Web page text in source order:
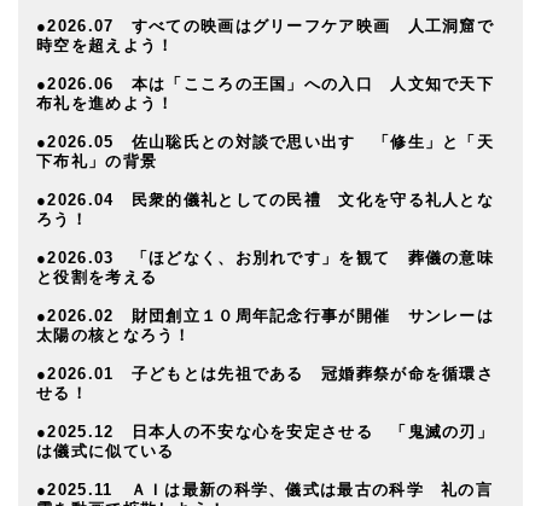
●2026.07 すべての映画はグリーフケア映画 人工洞窟で
時空を超えよう！
●2026.06 本は「こころの王国」への入口 人文知で天下
布礼を進めよう！
●2026.05 佐山聡氏との対談で思い出す 「修生」と「天
下布礼」の背景
●2026.04 民衆的儀礼としての民禮 文化を守る礼人とな
ろう！
●2026.03 「ほどなく、お別れです」を観て 葬儀の意味
と役割を考える
●2026.02 財団創立１０周年記念行事が開催 サンレーは
太陽の核となろう！
●2026.01 子どもとは先祖である 冠婚葬祭が命を循環さ
せる！
●2025.12 日本人の不安な心を安定させる 「鬼滅の刃」
は儀式に似ている
●2025.11 ＡＩは最新の科学、儀式は最古の科学 礼の言